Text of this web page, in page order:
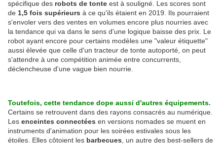
spécifique des robots de tonte est à souligné. Les scores sont
de 1,5 fois supérieurs à ce qu'ils étaient en 2019. Ils pourraient
s'envoler vers des ventes en volumes encore plus nourries avec
la tendance qui va dans le sens d'une logique baisse des prix. Le
robot ayant encore pour certains modèles une "valeur étiquette"
aussi élevée que celle d'un tracteur de tonte autoporté, on peut
s'attendre à une compétition animée entre concurrents,
déclencheuse d'une vague bien nourrie.
Toutefois, cette tendance dope aussi d'autres équipements.
Certains se retrouvent dans des rayons consacrés au numérique.
Les enceintes connectées en versions nomades se muent en
instruments d'animation pour les soirées estivales sous les
étoiles. Elles côtoient les barbecues , un autre des best-sellers de